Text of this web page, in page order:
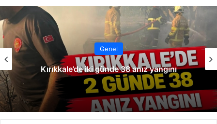
sit bo
dIn ub
e
est ra
m
Genel
Kırıkkale’de iki günde 38 anız yangını